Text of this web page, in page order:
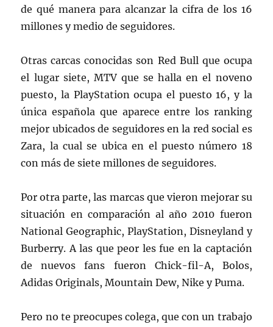
de qué manera para alcanzar la cifra de los 16
millones y medio de seguidores.
Otras carcas conocidas son Red Bull que ocupa
el lugar siete, MTV que se halla en el noveno
puesto, la PlayStation ocupa el puesto 16, y la
única española que aparece entre los ranking
mejor ubicados de seguidores en la red social es
Zara, la cual se ubica en el puesto número 18
con más de siete millones de seguidores.
Por otra parte, las marcas que vieron mejorar su
situación en comparación al año 2010 fueron
National Geographic, PlayStation, Disneyland y
Burberry. A las que peor les fue en la captación
de nuevos fans fueron Chick-fil-A, Bolos,
Adidas Originals, Mountain Dew, Nike y Puma.
Pero no te preocupes colega, que con un trabajo